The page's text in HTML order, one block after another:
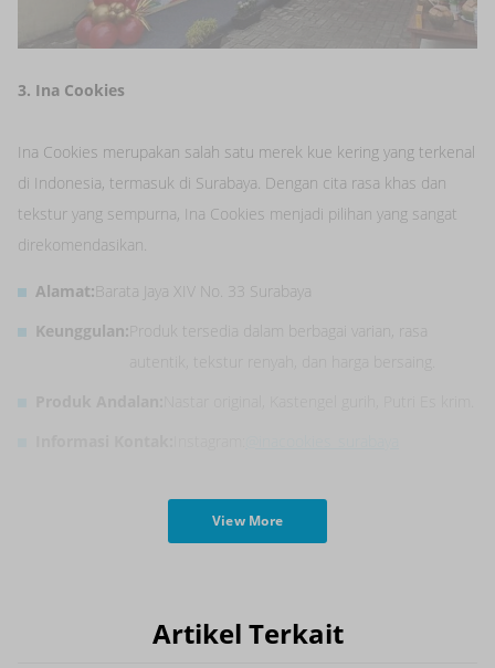
3. Ina Cookies
Ina Cookies merupakan salah satu merek kue kering yang terkenal
di Indonesia, termasuk di Surabaya. Dengan cita rasa khas dan
tekstur yang sempurna, Ina Cookies menjadi pilihan yang sangat
direkomendasikan.
Alamat: Barata Jaya XIV No. 33 Surabaya
Keunggulan: Produk tersedia dalam berbagai varian, rasa
View More
Artikel Terkait